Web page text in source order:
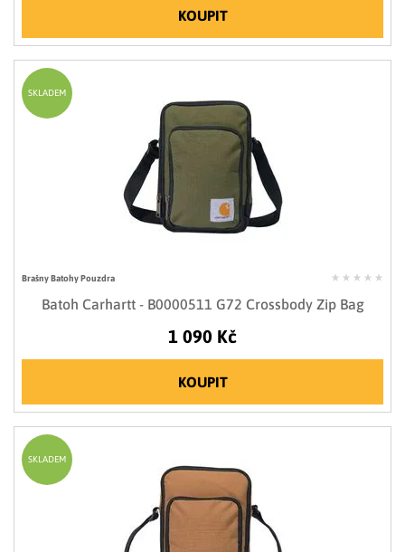
KOUPIT
Brašny Batohy Pouzdra
Batoh Carhartt - B0000511 G72 Crossbody Zip Bag
1 090 Kč
KOUPIT
SKLADEM
SKLADEM